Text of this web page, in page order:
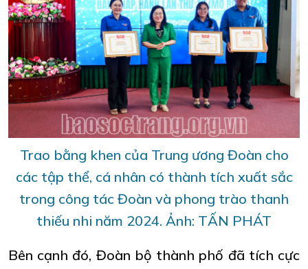
Trao bằng khen của Trung ương Đoàn cho
các tập thể, cá nhân có thành tích xuất sắc
trong công tác Đoàn và phong trào thanh
thiếu nhi năm 2024. Ảnh: TẤN PHÁT
Bên cạnh đó, Đoàn bộ thành phố đã tích cực